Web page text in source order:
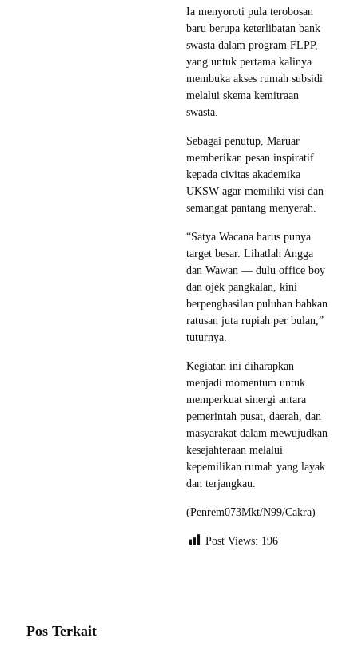
Ia menyoroti pula terobosan
baru berupa keterlibatan bank
swasta dalam program FLPP,
yang untuk pertama kalinya
membuka akses rumah subsidi
melalui skema kemitraan
swasta.
Sebagai penutup, Maruar
memberikan pesan inspiratif
kepada civitas akademika
UKSW agar memiliki visi dan
semangat pantang menyerah.
“Satya Wacana harus punya
target besar. Lihatlah Angga
dan Wawan — dulu office boy
dan ojek pangkalan, kini
berpenghasilan puluhan bahkan
ratusan juta rupiah per bulan,”
tuturnya.
Kegiatan ini diharapkan
menjadi momentum untuk
memperkuat sinergi antara
pemerintah pusat, daerah, dan
masyarakat dalam mewujudkan
kesejahteraan melalui
kepemilikan rumah yang layak
dan terjangkau.
(Penrem073Mkt/N99/Cakra)
Post Views: 196
Pos Terkait